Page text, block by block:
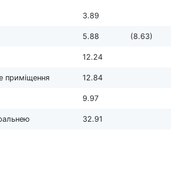
3.89
5.88 (8.63)
12.24
приміщення 12.84
9.97
32.91